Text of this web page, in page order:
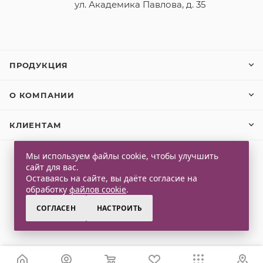
ул. Академика Павлова, д. 35
ПРОДУКЦИЯ
О КОМПАНИИ
КЛИЕНТАМ
2026 © Qlaps. Все права защищены
Мы используем файлы cookie, чтобы улучшить
сайт для вас.
Оставаясь на сайте, вы даёте согласие на
обработку файлов cookie.
СОГЛАСЕН НАСТРОИТЬ